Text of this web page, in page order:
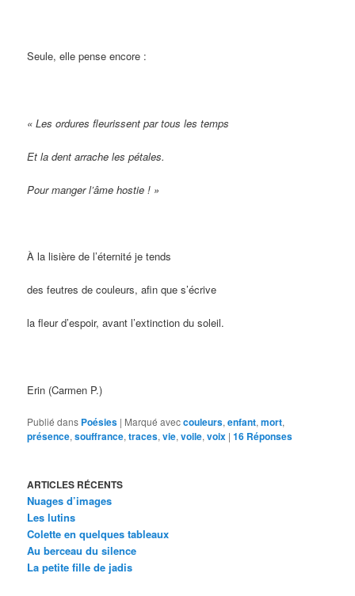
Seule, elle pense encore :
« Les ordures fleurissent par tous les temps
Et la dent arrache les pétales.
Pour manger l’âme hostie ! »
À la lisière de l’éternité je tends
des feutres de couleurs, afin que s’écrive
la fleur d’espoir, avant l’extinction du soleil.
Erin (Carmen P.)
Publié dans Poésies | Marqué aveccouleurs,enfant,mort,
présence,souffrance,traces,vie,voile,voix |16 Réponses
ARTICLES RÉCENTS
Nuages d’images
Les lutins
Colette en quelques tableaux
Au berceau du silence
La petite fille de jadis